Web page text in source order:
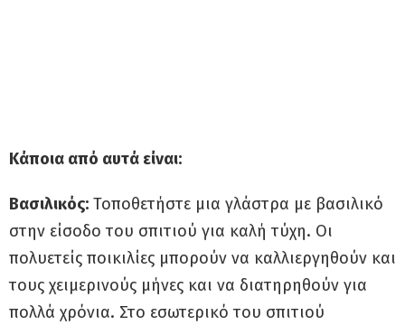
Κάποια από αυτά είναι:
Βασιλικός: Τοποθετήστε μια γλάστρα με βασιλικό
στην είσοδο του σπιτιού για καλή τύχη. Oι
πολυετείς ποικιλίες μπορούν να καλλιεργηθούν και
τους χειμερινούς μήνες και να διατηρηθούν για
πολλά χρόνια. Στο εσωτερικό του σπιτιού